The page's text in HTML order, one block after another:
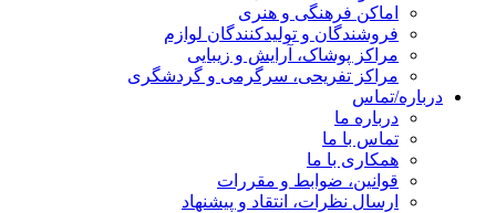
اماکن فرهنگی و هنری
فروشندگان و تولیدکنندگان لوازم
مراکز پوشاک، آرایش و زیبایی
مراکز تفریحی، سرگرمی و گردشگری
درباره/تماس
درباره ما
تماس با ما
همکاری با ما
قوانین، ضوابط و مقررات
ارسال نظرات، انتقاد و پیشنهاد